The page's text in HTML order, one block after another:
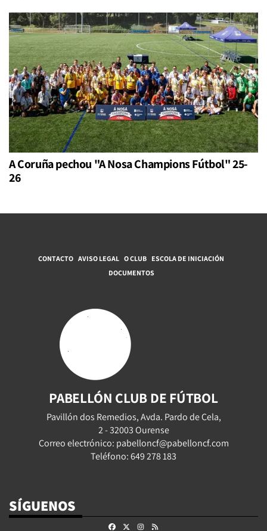
A Coruña pechou "A Nosa Champions Fútbol" 25-
26
CONTACTO AVISO LEGAL O CLUB ESCOLA DE INICIACIÓN
DOCUMENTOS
PABELLÓN CLUB DE FÚTBOL
Pavillón dos Remedios, Avda. Pardo de Cela,
2 - 32003 Ourense
Correo electrónico: pabelloncf@pabelloncf.com
Teléfono: 649 278 183
SÍGUENOS
FacebookInstagram